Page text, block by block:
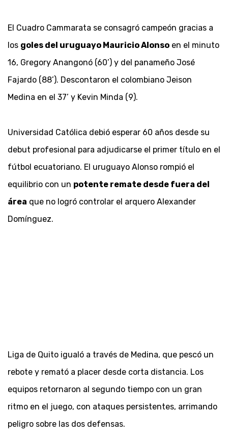
El Cuadro Cammarata se consagró campeón gracias a
los goles del uruguayo Mauricio Alonso en el minuto
16, Gregory Anangonó (60’) y del panameño José
Fajardo (88’). Descontaron el colombiano Jeison
Medina en el 37’ y Kevin Minda (9).
Universidad Católica debió esperar 60 años desde su
debut profesional para adjudicarse el primer título en el
fútbol ecuatoriano. El uruguayo Alonso rompió el
equilibrio con un potente remate desde fuera del
área que no logró controlar el arquero Alexander
Domínguez.
Liga de Quito igualó a través de Medina, que pescó un
rebote y remató a placer desde corta distancia. Los
equipos retornaron al segundo tiempo con un gran
ritmo en el juego, con ataques persistentes, arrimando
peligro sobre las dos defensas.